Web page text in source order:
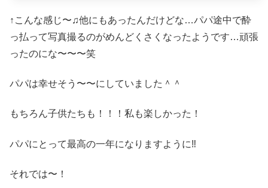
↑こんな感じ〜♫他にもあったんだけどな…パパ途中で酔
っ払って写真撮るのがめんどくさくなったようです…頑張
ったのにな〜〜〜笑
パパは幸せそう〜〜にしていました＾＾
もちろん子供たちも！！！私も楽しかった！
パパにとって最高の一年になりますように‼︎
それでは〜！